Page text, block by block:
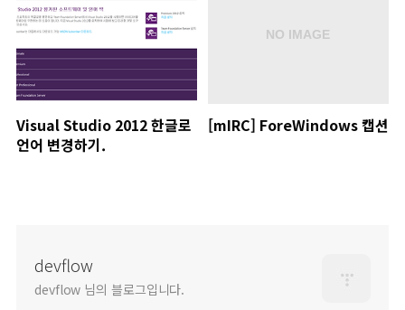
Visual Studio 2012 한글로
언어 변경하기.
[mIRC] ForeWindows 캡션
devflow
devflow 님의 블로그입니다.